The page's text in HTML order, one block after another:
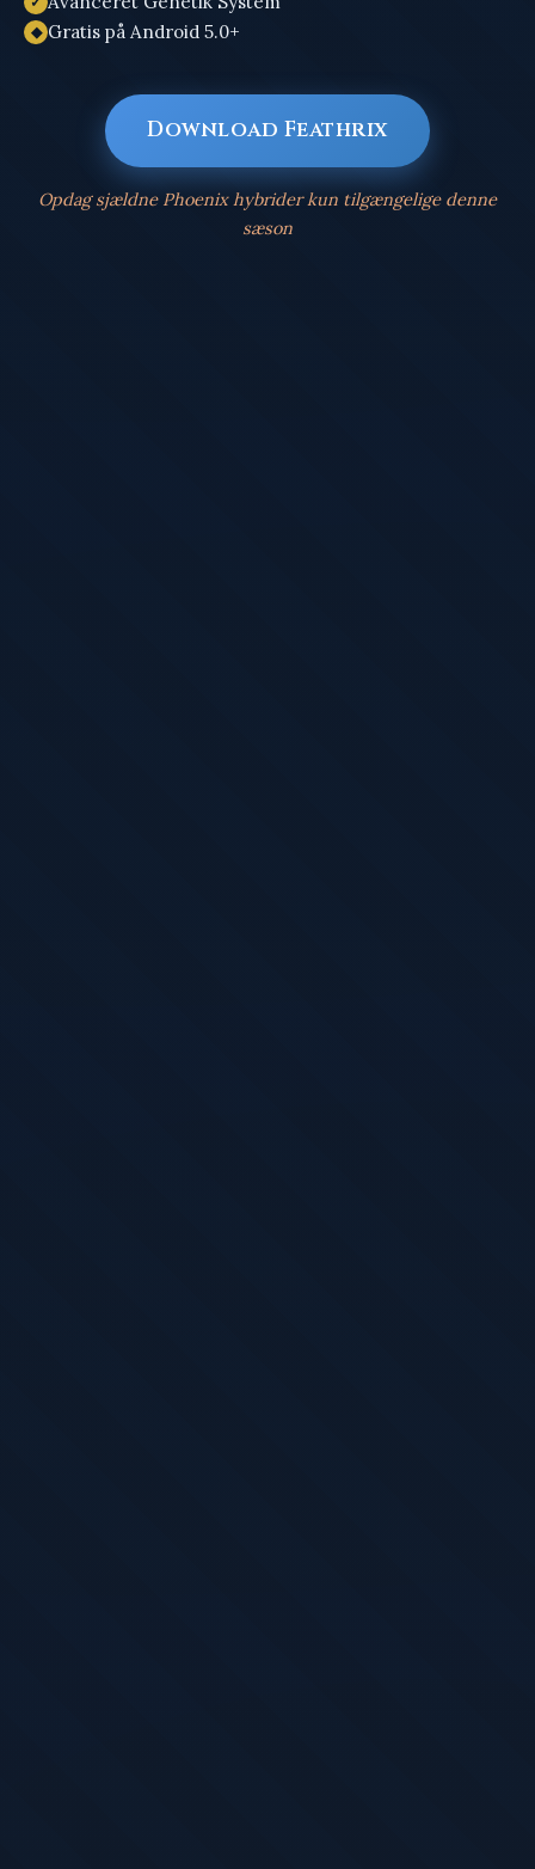
◆ Gratis på Android 5.0+
Download Feathrix
Opdag sjældne Phoenix hybrider kun tilgængelige denne
sæson